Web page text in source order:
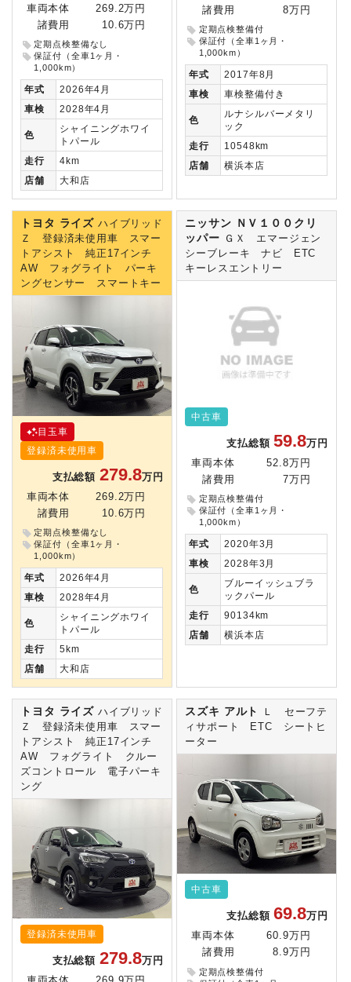
車両本体
269.2万円
諸費用
10.6万円
定期点検整備なし
保証付（全車1ヶ月・
1,000km）
年式
2026年4月
車検
2028年4月
色
シャイニングホワイ
トパール
走行
4km
店舗
大和店
諸費用
8万円
定期点検整備付
保証付（全車1ヶ月・
1,000km）
年式
2017年8月
車検
車検整備付き
色
ルナシルバーメタリ
ック
走行
10548km
店舗
横浜本店
トヨタ ライズ ハイブリッド
Ｚ 登録済未使用車 スマー
トアシスト 純正17インチ
AW フォグライト パーキ
ングセンサー スマートキー
目玉車
登録済未使用車
支払総額 279.8万円
車両本体
269.2万円
諸費用
10.6万円
定期点検整備なし
保証付（全車1ヶ月・
1,000km）
年式
2026年4月
車検
2028年4月
色
シャイニングホワイ
トパール
走行
5km
店舗
大和店
ニッサン ＮＶ１００クリ
ッパー
ＧＸ エマージェン
シーブレーキ ナビ ETC
キーレスエントリー
中古車
支払総額59.8万円
車両本体
52.8万円
諸費用
7万円
定期点検整備付
保証付（全車1ヶ月・
1,000km）
年式
2020年3月
車検
2028年3月
色
ブルーイッシュブラ
ックパール
走行
90134km
店舗
横浜本店
トヨタ ライズ ハイブリッド
Ｚ 登録済未使用車 スマー
トアシスト 純正17インチ
AW フォグライト クルー
ズコントロール 電子パーキ
ング
登録済未使用車
支払総額 279.8万円
スズキ アルト
Ｌ セーフテ
ィサポート ETC シートヒ
ーター
中古車
支払総額69.8万円
車両本体
60.9万円
諸費用
8.9万円
定期点検整備付